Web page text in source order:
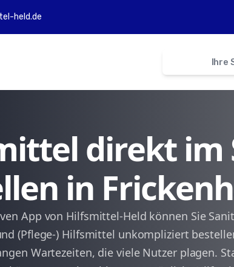
held.de
Ihre
Ochsenfurt
Marktsteft
Marktbreit
direkt im
in
App von Hilfsmittel-Held können Sie
(Pflege-) Hilfsmittel unkompliziert
Wartezeiten, die viele Nutzer plagen.